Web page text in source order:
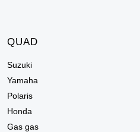
QUAD
Suzuki
Yamaha
Polaris
Honda
Gas gas